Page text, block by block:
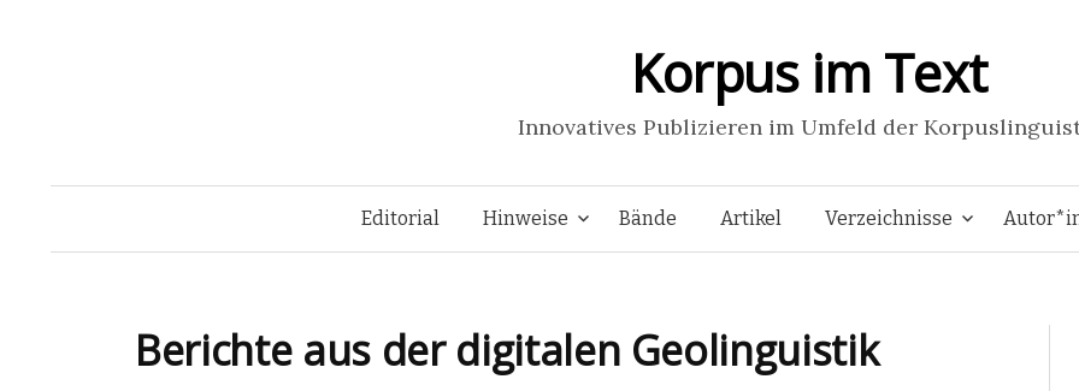
Korpus im Text
Innovatives Publizieren im Umfeld der
Springe
Inhalt
Editorial Hinweise Bände Artikel Verzeichnisse
Berichte aus der digitalen Geolinguistik